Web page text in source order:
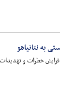
به نتانیاهو
خطرات و